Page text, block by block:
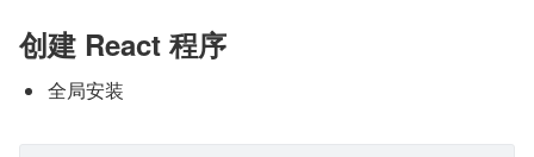
创建 React 程序
全局安装